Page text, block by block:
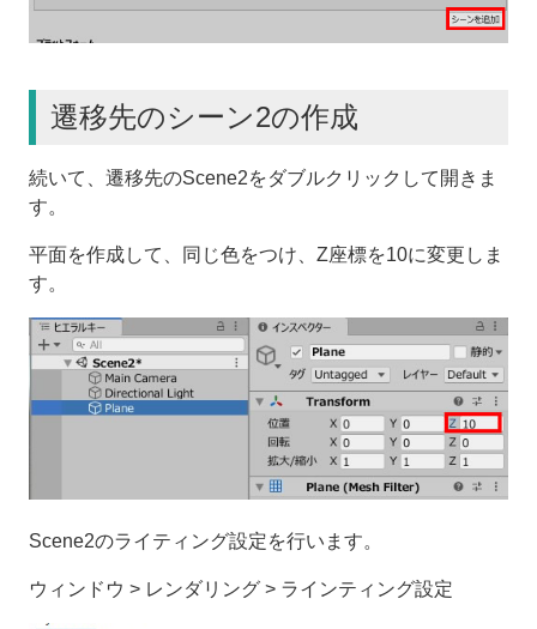
遷移先のシーン2の作成
続いて、遷移先のScene2をダブルクリックして開きま
す。
平面を作成して、同じ色をつけ、Z座標を10に変更しま
す。
Scene2のライティング設定を行います。
ウィンドウ > レンダリング > ラインティング設定